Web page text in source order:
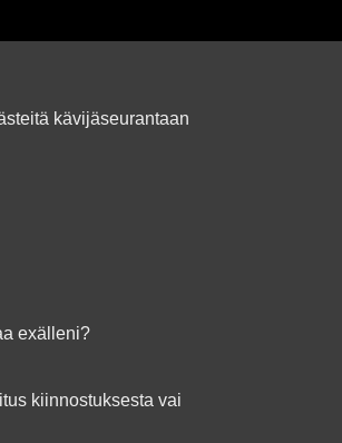
kävijäseurantaan
exälleni?
kiinnostuksesta vai